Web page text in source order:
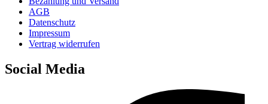
AGB
Datenschutz
Impressum
Vertrag widerrufen
Social Media